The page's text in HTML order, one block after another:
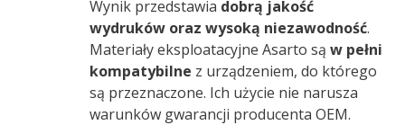
Wynik przedstawia dobrą jakość
wydruków oraz wysoką niezawodność.
Materiały eksploatacyjne Asarto są w pełni
kompatybilne z urządzeniem, do którego
są przeznaczone. Ich użycie nie narusza
warunków gwarancji producenta OEM.